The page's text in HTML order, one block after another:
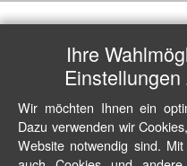
Ihre
Wir möchten Ihnen ein
Dazu verwenden wir
Website notwendig sind.